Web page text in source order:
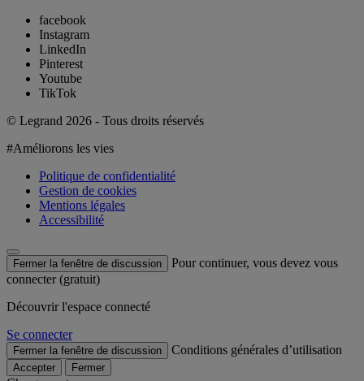
facebook
Instagram
LinkedIn
Pinterest
Youtube
TikTok
© Legrand 2026 - Tous droits réservés
#Améliorons les vies
Politique de confidentialité
Gestion de cookies
Mentions légales
Accessibilité
Fermer la fenêtre de discussion
Pour continuer, vous devez vous
connecter (gratuit)
Découvrir l'espace connecté
Se connecter
Fermer la fenêtre de discussion Conditions générales d’utilisation
Accepter Fermer